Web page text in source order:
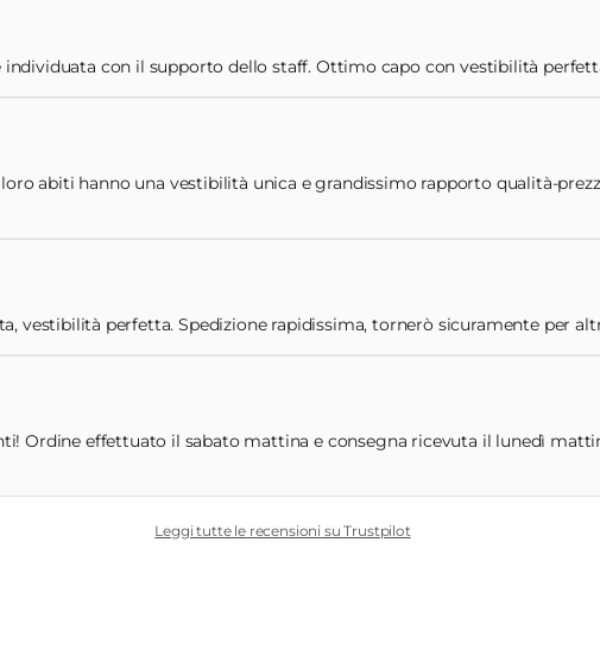
con il supporto dello staff. Ottimo capo con vestibilità
abiti hanno una vestibilità unica e grandissimo rapporto qualità-
vestibilità perfetta. Spedizione rapidissima, tornerò sicuramente per
Ordine effettuato il sabato mattina e consegna ricevuta il lunedì
Leggi tutte le recensioni su Trustpilot